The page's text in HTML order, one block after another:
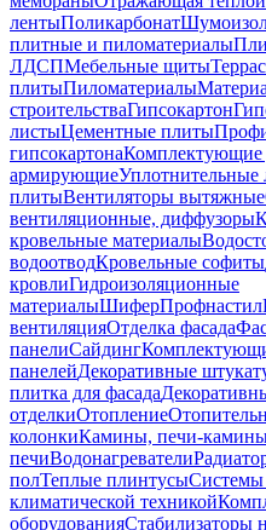
лентыПоликарбонат
плитные и пиломатериалы
ЛДСПМебельные щиты
плитыПиломатериалы
строительстваГипсокартон
листыЦементные плиты
гипсокартонаКомплектующие
армирующиеУплотнительные
плитыВентиляторы вытяжные
вентиляционные, диффузоры
кровельные материалы
водоотводКровельные софиты
кровлиГидроизоляционные
материалыШиферПрофнастил
вентиляцияОтделка фасада
панелиСайдинг
панелейДекоративные
плитка для фасада
отделкиОтопление
колонкиКамины, печи-
печиВодонагреватели
полТеплые плинтусыСистемы
климатической техникой
оборудованияСтабилизаторы